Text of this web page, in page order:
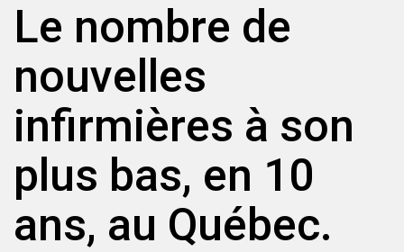
Le nombre de
nouvelles
infirmières à son
plus bas, en 10
ans, au Québec.